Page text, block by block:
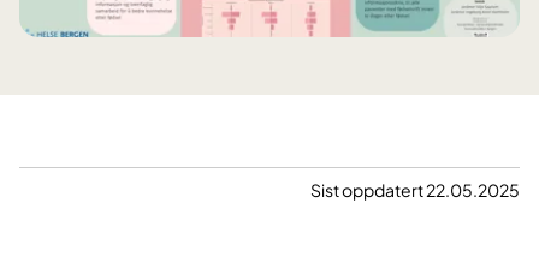
Sist oppdatert 22.05.2025